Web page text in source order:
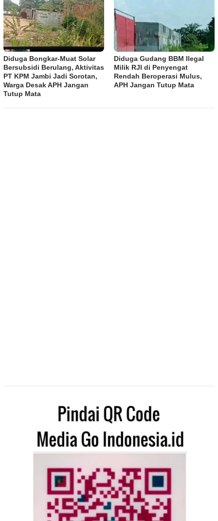
Diduga Bongkar-Muat Solar
Bersubsidi Berulang, Aktivitas
PT KPM Jambi Jadi Sorotan,
Warga Desak APH Jangan
Tutup Mata
Diduga Gudang BBM Ilegal
Milik RJI di Penyengat
Rendah Beroperasi Mulus,
APH Jangan Tutup Mata